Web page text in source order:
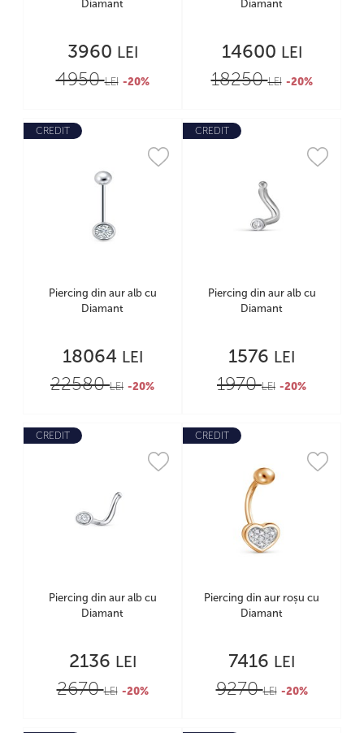
Diamant
3960 LEI
4950LEI -20%
Diamant
14600 LEI
18250LEI -20%
CREDIT
Piercing din aur alb cu
Diamant
18064 LEI
22580LEI -20%
CREDIT
Piercing din aur alb cu
Diamant
1576 LEI
1970LEI -20%
CREDIT
Piercing din aur alb cu
Diamant
2136 LEI
2670LEI -20%
CREDIT
Piercing din aur roșu cu
Diamant
7416 LEI
9270LEI -20%